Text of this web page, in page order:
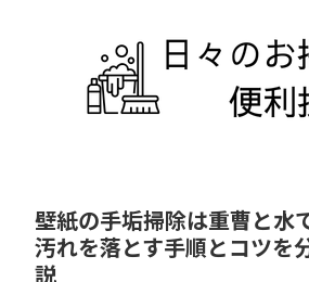
壁紙の手垢掃除は重曹と水
汚れを落とす手順とコツを
説